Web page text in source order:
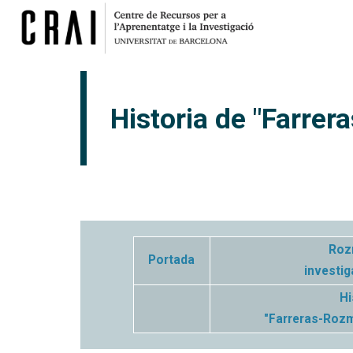
Historia de
Portada
"Farreras-